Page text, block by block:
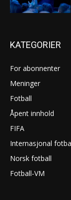
KATEGORIER
For abonnenter
Meninger
Fotball
Åpent innhold
FIFA
Internasjonal
Norsk fotball
Fotball-VM